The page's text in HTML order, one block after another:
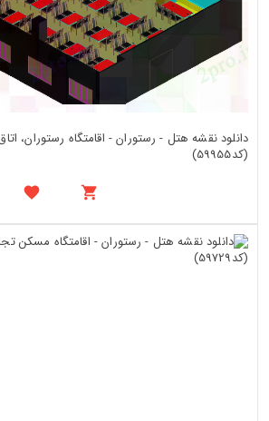
دانلود نقشه هتل - رستوران - اقامتگاه رستوران،
(کد59955)